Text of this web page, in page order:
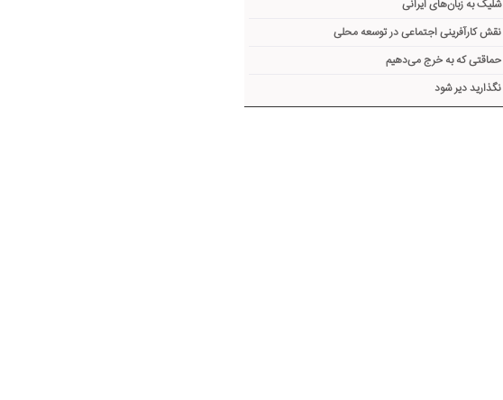
شلیک به زبان‌های ایرانی
نقش کارآفرینی اجتماعی در توسعه محلی
حماقتی که به خرج می‌دهیم
نگذارید دیر شود